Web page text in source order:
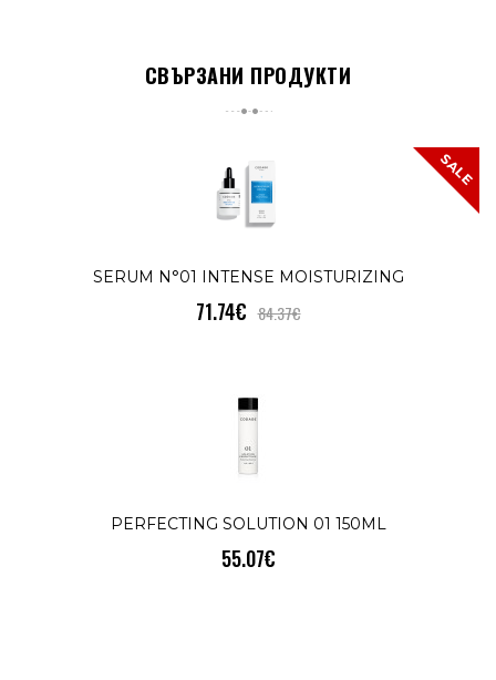
СВЪРЗАНИ ПРОДУКТИ
SALE
SERUM N°01 INTENSE MOISTURIZING
71.74€ 84.37€
PERFECTING SOLUTION 01 150ML
55.07€